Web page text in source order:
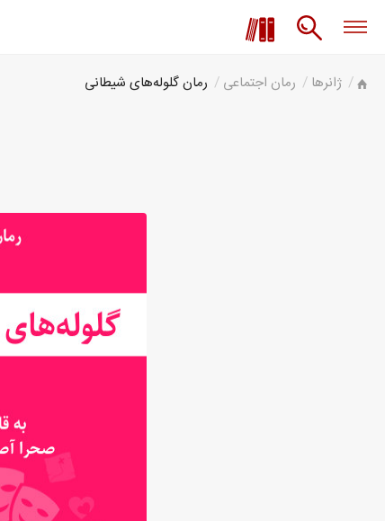
ژانرها رمان اجتماعی رمان گلوله‌های شیطانی